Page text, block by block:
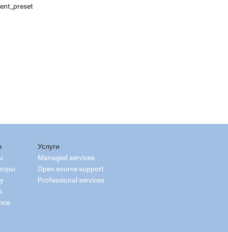
Услуги
Managed services
Open source support
Professional services